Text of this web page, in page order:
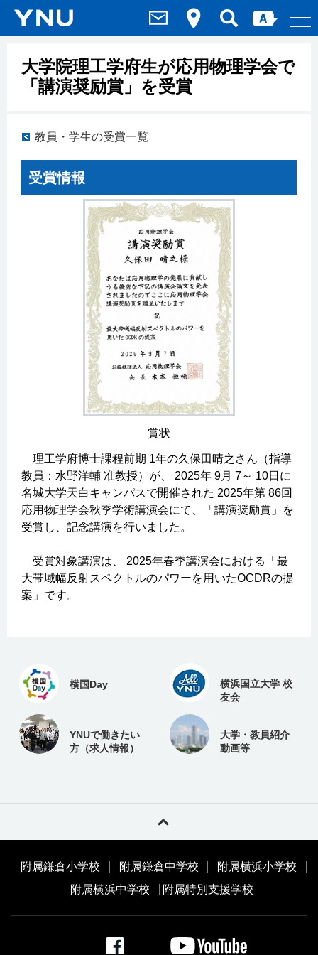
大学院理工学府生が応用物理学会で
「講演奨励賞」を受賞
教員・学生の受賞一覧
受賞情報
賞状
理工学府博士課程前期 1年の久保田晴之さん（指導
教員：水野洋輔 准教授）が、 2025年 9月 7～ 10日に
名城大学天白キャンパスで開催された 2025年第 86回
応用物理学会秋季学術講演会にて、「講演奨励賞」を
受賞し、記念講演を行いました。
受賞対象講演は、 2025年春季講演会における「最
大帯域幅反射スペクトルのパワーを用いたOCDRの提
案」です。
横国Day
横浜国立大学 校
友会
YNUで働きたい
方（求人情報）
大学・教員紹介
動画等
附属鎌倉小学校 附属鎌倉中学校
附属横浜小学校
附属横浜中学校
附属特別支援学校